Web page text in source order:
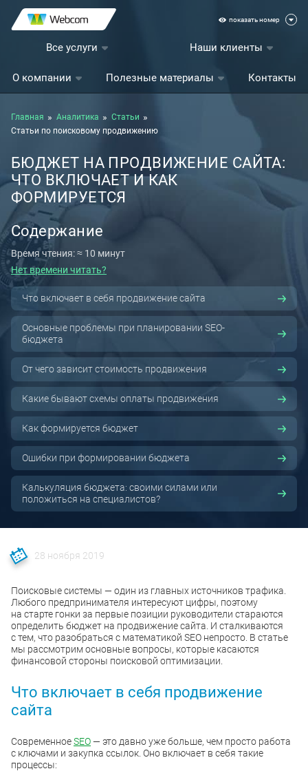
показать номер
Все услуги Наши клиенты
О компании Полезные материалы Контакты
Главная Аналитика
Статьи
Статьи по поисковому продвижению
БЮДЖЕТ НА ПРОДВИЖЕНИЕ САЙТА:
ЧТО ВКЛЮЧАЕТ И КАК
ФОРМИРУЕТСЯ
Содержание
Время чтения: ≈ 10 минут
Нет времени читать?
Что включает в себя продвижение сайта
Основные проблемы при планировании SEO-
бюджета
От чего зависит стоимость продвижения
Какие бывают схемы оплаты продвижения
Как формируется бюджет
Ошибки при формировании бюджета
Калькуляция бюджета: своими силами или
положиться на специалистов?
28 ноября 2019
Поисковые системы — один из главных источников трафика.
Любого предпринимателя интересуют цифры, поэтому
на старте гонки за первые позиции руководители стараются
определить бюджет на продвижение сайта. И сталкиваются
с тем, что разобраться с математикой SEO непросто. В статье
мы рассмотрим основные вопросы, которые касаются
финансовой стороны поисковой оптимизации.
Что включает в себя продвижение
сайта
СовременноеSEO— это давно уже больше, чем просто работа
с ключами и закупка ссылок. Оно включает в себя такие
процессы: